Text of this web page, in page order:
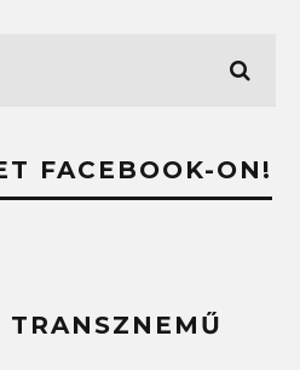
FACEBOOK-ON!
TRANSZNEMŰ